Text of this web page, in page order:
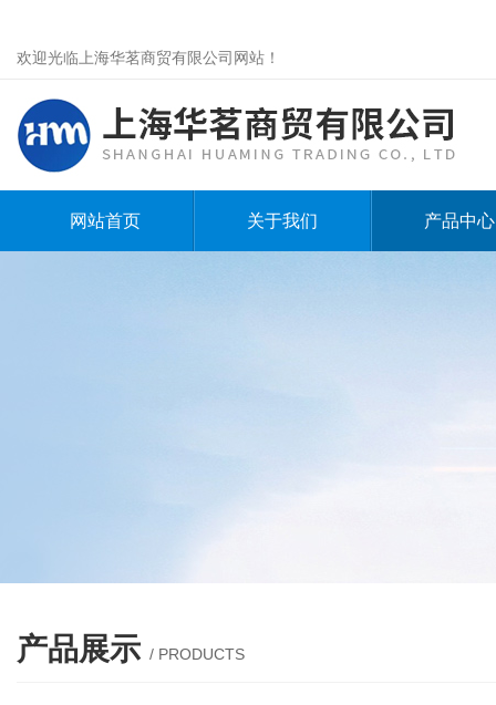
欢迎光临上海华茗商贸有限公司网站！
网站首页 关于我们 产品中心
产品展示 / PRODUCTS